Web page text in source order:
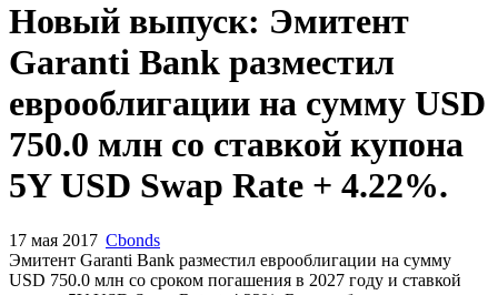
Новый выпуск: Эмитент
Garanti Bank разместил
еврооблигации на сумму USD
750.0 млн со ставкой купона
5Y USD Swap Rate + 4.22%.
17 мая 2017 Cbonds
Эмитент Garanti Bank разместил еврооблигации на сумму
USD 750.0 млн со сроком погашения в 2027 году и ставкой